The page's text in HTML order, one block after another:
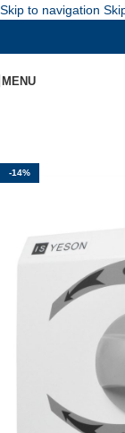
Skip to navigation
MENU
-14%